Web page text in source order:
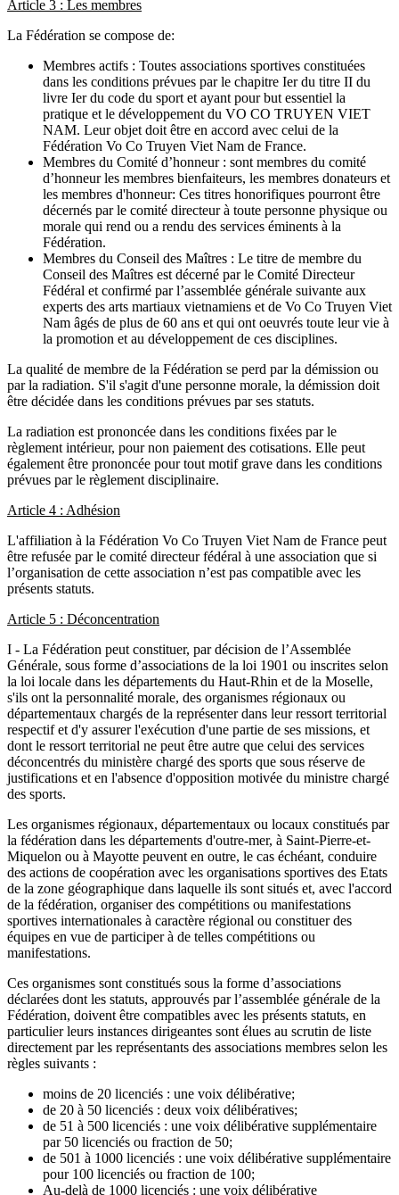
Article 3 : Les membres
La Fédération se compose de:
Membres actifs : Toutes associations sportives constituées
dans les conditions prévues par le chapitre Ier du titre II du
livre Ier du code du sport et ayant pour but essentiel la
pratique et le développement du VO CO TRUYEN VIET
NAM. Leur objet doit être en accord avec celui de la
Fédération Vo Co Truyen Viet Nam de France.
Membres du Comité d’honneur : sont membres du comité
d’honneur les membres bienfaiteurs, les membres donateurs et
les membres d'honneur: Ces titres honorifiques pourront être
décernés par le comité directeur à toute personne physique ou
morale qui rend ou a rendu des services éminents à la
Fédération.
Membres du Conseil des Maîtres : Le titre de membre du
Conseil des Maîtres est décerné par le Comité Directeur
Fédéral et confirmé par l’assemblée générale suivante aux
experts des arts martiaux vietnamiens et de Vo Co Truyen Viet
Nam âgés de plus de 60 ans et qui ont oeuvrés toute leur vie à
la promotion et au développement de ces disciplines.
La qualité de membre de la Fédération se perd par la démission ou
par la radiation. S'il s'agit d'une personne morale, la démission doit
être décidée dans les conditions prévues par ses statuts.
La radiation est prononcée dans les conditions fixées par le
règlement intérieur, pour non paiement des cotisations. Elle peut
également être prononcée pour tout motif grave dans les conditions
prévues par le règlement disciplinaire.
Article 4 : Adhésion
L'affiliation à la Fédération Vo Co Truyen Viet Nam de France peut
être refusée par le comité directeur fédéral à une association que si
l’organisation de cette association n’est pas compatible avec les
présents statuts.
Article 5 : Déconcentration
I - La Fédération peut constituer, par décision de l’Assemblée
Générale, sous forme d’associations de la loi 1901 ou inscrites selon
la loi locale dans les départements du Haut-Rhin et de la Moselle,
s'ils ont la personnalité morale, des organismes régionaux ou
départementaux chargés de la représenter dans leur ressort territorial
respectif et d'y assurer l'exécution d'une partie de ses missions, et
dont le ressort territorial ne peut être autre que celui des services
déconcentrés du ministère chargé des sports que sous réserve de
justifications et en l'absence d'opposition motivée du ministre chargé
des sports.
Les organismes régionaux, départementaux ou locaux constitués par
la fédération dans les départements d'outre-mer, à Saint-Pierre-et-
Miquelon ou à Mayotte peuvent en outre, le cas échéant, conduire
des actions de coopération avec les organisations sportives des Etats
de la zone géographique dans laquelle ils sont situés et, avec l'accord
de la fédération, organiser des compétitions ou manifestations
sportives internationales à caractère régional ou constituer des
équipes en vue de participer à de telles compétitions ou
manifestations.
Ces organismes sont constitués sous la forme d’associations
déclarées dont les statuts, approuvés par l’assemblée générale de la
Fédération, doivent être compatibles avec les présents statuts, en
particulier leurs instances dirigeantes sont élues au scrutin de liste
directement par les représentants des associations membres selon les
règles suivants :
moins de 20 licenciés : une voix délibérative;
de 20 à 50 licenciés : deux voix délibératives;
de 51 à 500 licenciés : une voix délibérative supplémentaire
par 50 licenciés ou fraction de 50;
de 501 à 1000 licenciés : une voix délibérative supplémentaire
pour 100 licenciés ou fraction de 100;
Au-delà de 1000 licenciés : une voix délibérative